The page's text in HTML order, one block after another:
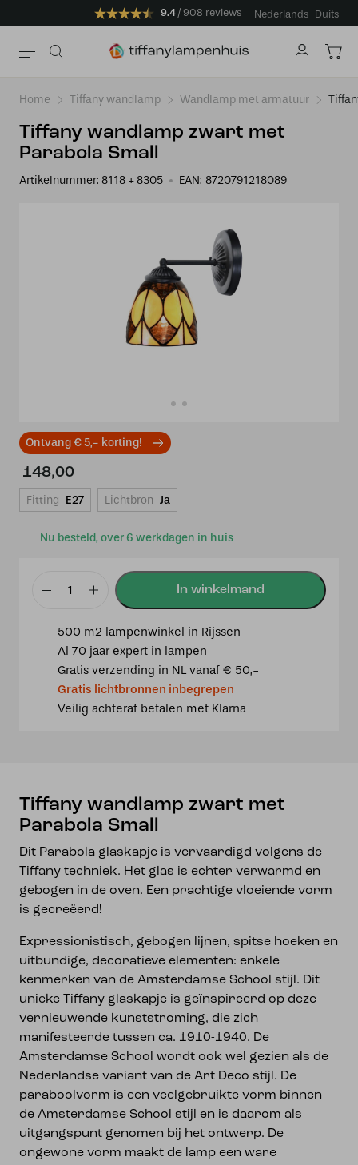
9.4 908 reviews Nederlands Duits
Home Tiffany wandlamp Wandlamp met armatuur
Tiffany wandlamp zwart met
Parabola Small
Artikelnummer: 8118 + 8305 EAN: 8720791218089
Ontvang € 5,- korting!
Nu besteld, over 6 werkdagen in huis
148,00
Fitting E27 Lichtbron Ja
Tiffany
zwart
Parabola
Small
aantal
500 m2 lampenwinkel in Rijssen
Al 70 jaar expert in lampen
Gratis verzending in NL vanaf € 50,-
Gratis lichtbronnen inbegrepen
Veilig achteraf betalen met Klarna
Tiffany wandlamp zwart met
Parabola Small
Dit Parabola glaskapje is vervaardigd volgens de
Tiffany techniek. Het glas is echter verwarmd en
gebogen in de oven. Een prachtige vloeiende vorm
is gecreëerd!
Expressionistisch, gebogen lijnen, spitse hoeken en
uitbundige, decoratieve elementen: enkele
kenmerken van de Amsterdamse School stijl. Dit
unieke Tiffany glaskapje is geïnspireerd op deze
vernieuwende kunststroming, die zich
manifesteerde tussen ca. 1910-1940. De
Amsterdamse School wordt ook wel gezien als de
Nederlandse variant van de Art Deco stijl. De
paraboolvorm is een veelgebruikte vorm binnen
de Amsterdamse School stijl en is daarom als
uitgangspunt genomen bij het ontwerp. De
ongewone vorm maakt de lamp een ware